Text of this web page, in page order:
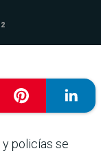
policías se